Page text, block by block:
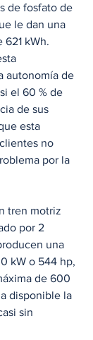
de fosfato de
le dan una
621 kWh.
autonomía de
el 60 % de
de sus
esta
no
por la
tren motriz
por 2
una
kW o 544 hp,
de 600
disponible la
sin